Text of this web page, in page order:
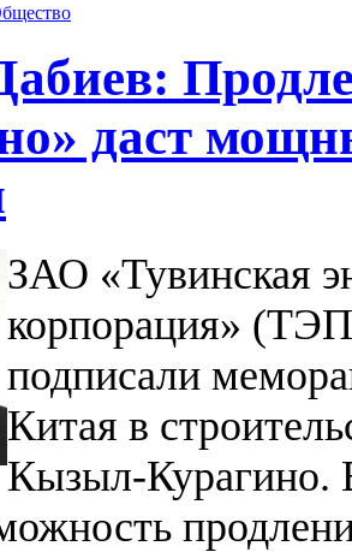
даст
ЗАО «Тувинская
корпорация»
подписали
Китая в
Кызыл-Курагино.